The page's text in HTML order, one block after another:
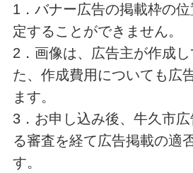
1．バナー広告の掲載枠の
定することができません。
2．画像は、広告主が作成
た、作成費用についても広
ます。
3．お申し込み後、牛久市
る審査を経て広告掲載の適
す。